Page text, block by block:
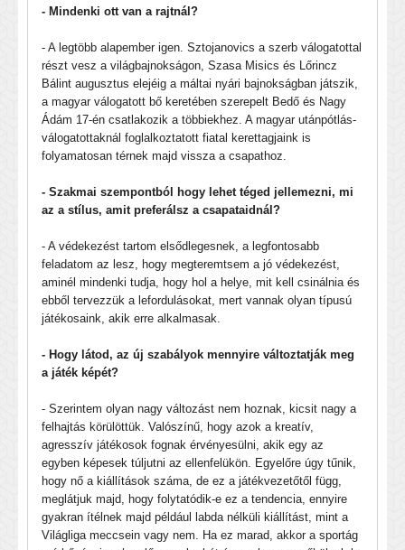
- Mindenki ott van a rajtnál?
- A legtöbb alapember igen. Sztojanovics a szerb válogatottal
részt vesz a világbajnokságon, Szasa Misics és Lőrincz
Bálint augusztus elejéig a máltai nyári bajnokságban játszik,
a magyar válogatott bő keretében szerepelt Bedő és Nagy
Ádám 17-én csatlakozik a többiekhez. A magyar utánpótlás-
válogatottaknál foglalkoztatott fiatal kerettagjaink is
folyamatosan térnek majd vissza a csapathoz.
- Szakmai szempontból hogy lehet téged jellemezni, mi
az a stílus, amit preferálsz a csapataidnál?
- A védekezést tartom elsődlegesnek, a legfontosabb
feladatom az lesz, hogy megteremtsem a jó védekezést,
aminél mindenki tudja, hogy hol a helye, mit kell csinálnia és
ebből tervezzük a lefordulásokat, mert vannak olyan típusú
játékosaink, akik erre alkalmasak.
- Hogy látod, az új szabályok mennyire változtatják meg
a játék képét?
- Szerintem olyan nagy változást nem hoznak, kicsit nagy a
felhajtás körülöttük. Valószínű, hogy azok a kreatív,
agresszív játékosok fognak érvényesülni, akik egy az
egyben képesek túljutni az ellenfelükön. Egyelőre úgy tűnik,
hogy nő a kiállítások száma, de ez a játékvezetőtől függ,
meglátjuk majd, hogy folytatódik-e ez a tendencia, ennyire
gyakran ítélnek majd például labda nélküli kiállítást, mint a
Világliga meccsein vagy nem. Ha ez marad, akkor a sportág